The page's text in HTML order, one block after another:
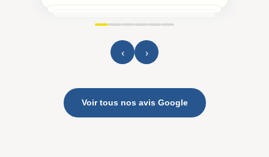
Elodie Bozec
Sabine Vilcot
il y a 5 mois
Rémi Paul
il y a 5 mois
il y a un an
‹ ›
Voir tous nos avis Google